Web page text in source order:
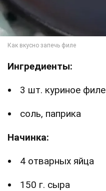
Ингредиенты:
3 шт. куриное филе
соль, паприка
Начинка:
4 отварных яйца
150 г. сыра